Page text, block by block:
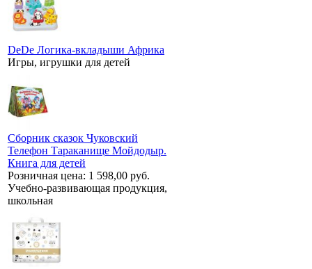
DeDe Логика-вкладыши Африка
Игры, игрушки для детей
Сборник сказок Чуковский
Телефон Тараканище Мойдодыр.
Книга для детей
Розничная цена: 1 598,00 руб.
Учебно-развивающая продукция,
школьная